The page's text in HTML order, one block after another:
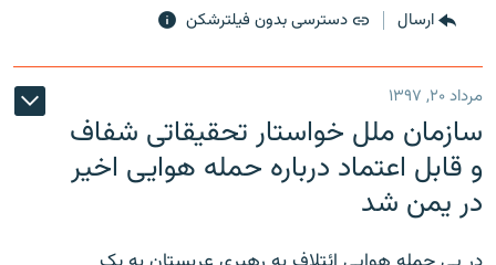
ارسال دسترسی بدون فیلترشکن
مرداد ۲۰, ۱۳۹۷
سازمان ملل خواستار تحقیقاتی شفاف
و قابل اعتماد درباره حمله هوایی اخیر
در یمن شد